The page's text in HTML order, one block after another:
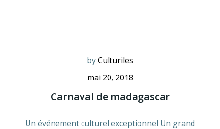
byCulturiles
mai 20, 2018
Carnaval de madagascar
Un événement culturel exceptionnel Un grand